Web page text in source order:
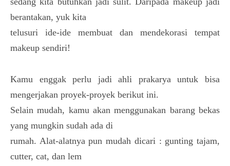
berantakan, yuk kita
telusuri ide-ide membuat dan mendekorasi tempat
makeup sendiri!
Kamu enggak perlu jadi ahli prakarya untuk bisa
mengerjakan proyek-proyek berikut ini.
Selain mudah, kamu akan menggunakan barang bekas
yang mungkin sudah ada di
rumah. Alat-alatnya pun mudah dicari : gunting tajam,
cutter, cat, dan lem